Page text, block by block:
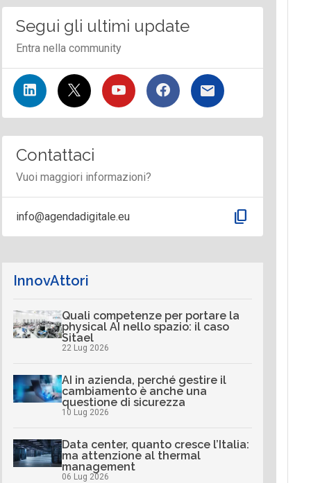
Segui gli ultimi update
Entra nella community
Contattaci
Vuoi maggiori informazioni?
info@agendadigitale.eu content_copy
InnovAttori
Quali competenze per portare la
physical AI nello spazio: il caso
Sitael
22 Lug 2026
AI in azienda, perché gestire il
cambiamento è anche una
questione di sicurezza
10 Lug 2026
Data center, quanto cresce l’Italia:
ma attenzione al thermal
management
06 Lug 2026